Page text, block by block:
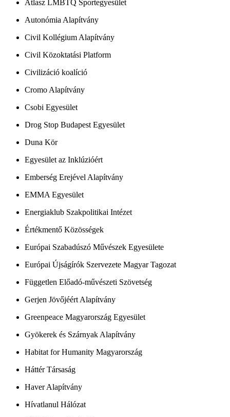
Atlasz LMBTQ Sportegyesület
Autonómia Alapítvány
Civil Kollégium Alapítvány
Civil Közoktatási Platform
Civilizáció koalíció
Cromo Alapítvány
Csobi Egyesület
Drog Stop Budapest Egyesület
Duna Kör
Egyesület az Inklúzióért
Emberség Erejével Alapítvány
EMMA Egyesület
Energiaklub Szakpolitikai Intézet
Értékmentő Közösségek
Európai Szabadúszó Művészek Egyesülete
Európai Újságírók Szervezete Magyar Tagozat
Független Előadó-művészeti Szövetség
Gerjen Jövőjéért Alapítvány
Greenpeace Magyarország Egyesület
Gyökerek és Szárnyak Alapítvány
Habitat for Humanity Magyarország
Háttér Társaság
Haver Alapítvány
Hívatlanul Hálózat